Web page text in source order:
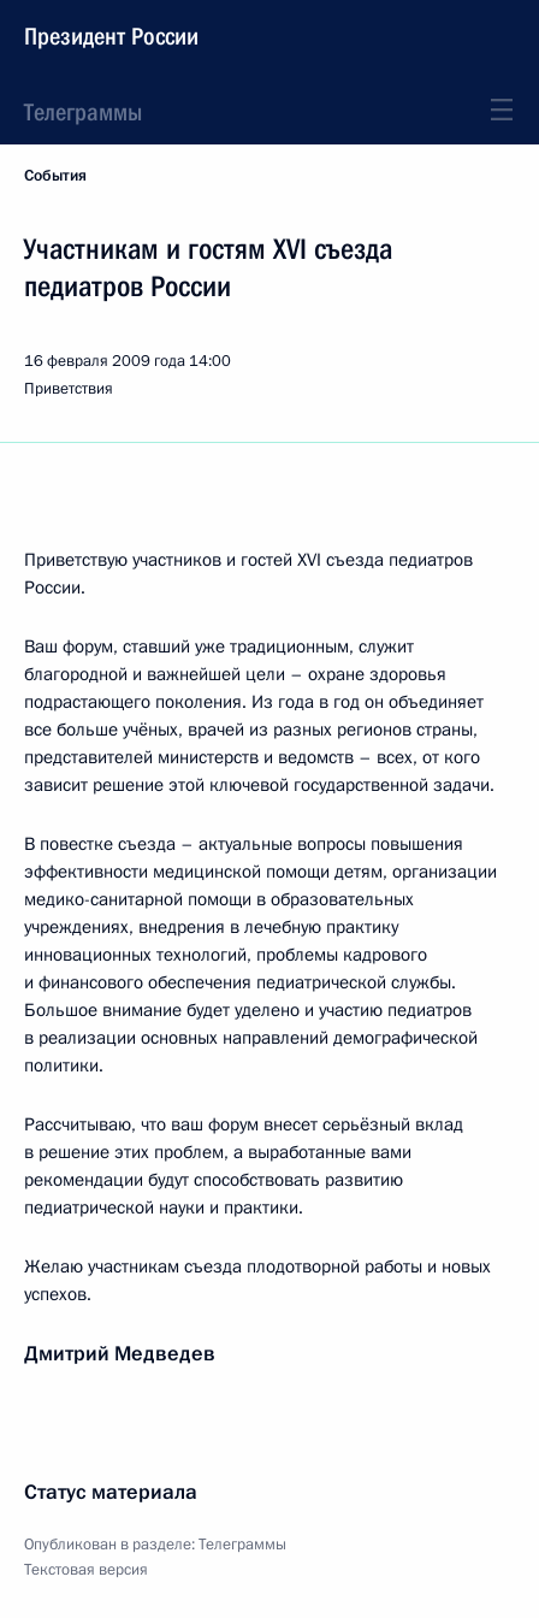
Президент России
Телеграммы
События
Участникам и гостям XVI съезда
педиатров России
16 февраля 2009 года 14:00
Приветствия
Приветствую участников и гостей XVI съезда педиатров
России.
Ваш форум, ставший уже традиционным, служит
благородной и важнейшей цели – охране здоровья
подрастающего поколения. Из года в год он объединяет
все больше учёных, врачей из разных регионов страны,
представителей министерств и ведомств – всех, от кого
зависит решение этой ключевой государственной задачи.
В повестке съезда – актуальные вопросы повышения
эффективности медицинской помощи детям, организации
медико-санитарной помощи в образовательных
учреждениях, внедрения в лечебную практику
инновационных технологий, проблемы кадрового
и финансового обеспечения педиатрической службы.
Большое внимание будет уделено и участию педиатров
в реализации основных направлений демографической
политики.
Рассчитываю, что ваш форум внесет серьёзный вклад
в решение этих проблем, а выработанные вами
рекомендации будут способствовать развитию
педиатрической науки и практики.
Желаю участникам съезда плодотворной работы и новых
успехов.
Дмитрий Медведев
Статус материала
Опубликован в разделе:Телеграммы
Текстовая версия